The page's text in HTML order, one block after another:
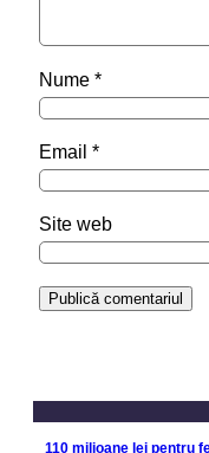
Nume *
Email *
Site web
110 milioane lei pentru